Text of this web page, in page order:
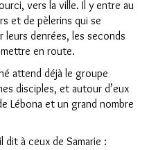
vers la ville. Il y entre au
et de pèlerins qui se
leurs denrées, les seconds
en route.
attend déjà le groupe
disciples, et autour d’eux
Lébona et un grand nombre
dit à ceux de Samarie :